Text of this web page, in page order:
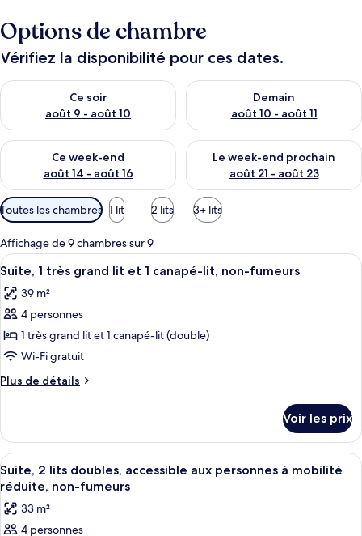
Options de chambre
Vérifiez la disponibilité pour ces dates.
Ce soir
août 9 - août 10
Vérifier la disponibilité pour ce soir août 9 - août 10
Demain
août 10 - août 11
Vérifier la disponibilité pour
Ce week-end
août 14 - août 16
Vérifier la disponibilité pour ce week-end août 14 - août 16
Le week-end prochain
août 21 - août 23
Vérifier la disponibilité pour
Filtres
disponibles
pour
les
chambres
Toutes les chambres 1 lit 2 lits 3+ lits
Affichage de 9 chambres sur 9
Afficher
toutes
les
photos
pour
ce
type
de
Suite,
très
grand
lit
et
Une chambre d’hôtel avec un lit, un
11
Suite, 1 très grand lit et 1 canapé-lit, non-fumeurs
39 m²
4 personnes
1 très grand lit et 1 canapé-lit (double)
Wi-Fi gratuit
Plus de détails
Plus
le
type
de
chambre
très
Voir les prix
Afficher
toutes
les
photos
Une chambre d’hôtel avec deux
5
Suite, 2 lits doubles, accessible aux personnes à mobilité
réduite, non-fumeurs
33 m²
4 personnes